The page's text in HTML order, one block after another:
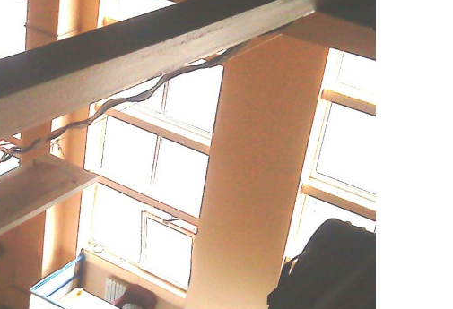
Киев Харьков Одесса
Днепр Ивано-Франковск
Хмельницкий
Винница
Область